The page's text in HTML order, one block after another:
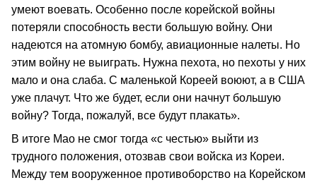
умеют воевать. Особенно после корейской войны
потеряли способность вести большую войну. Они
надеются на атомную бомбу, авиационные налеты. Но
этим войну не выиграть. Нужна пехота, но пехоты у них
мало и она слаба. С маленькой Кореей воюют, а в США
уже плачут. Что же будет, если они начнут большую
войну? Тогда, пожалуй, все будут плакать».
В итоге Мао не смог тогда «с честью» выйти из
трудного положения, отозвав свои войска из Кореи.
Между тем вооруженное противоборство на Корейском